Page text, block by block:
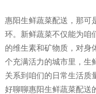
惠阳生鲜蔬菜配送，那可
环。新鲜蔬菜不仅能为咱
的维生素和矿物质，对身
个充满活力的城市里，生
关系到咱们的日常生活质
好聊聊惠阳生鲜蔬菜配送